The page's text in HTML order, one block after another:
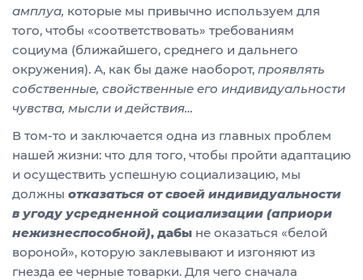
амплуа, которые мы привычно используем для
того, чтобы «соответствовать» требованиям
социума (ближайшего, среднего и дальнего
окружения). А, как бы даже наоборот, проявлять
собственные, свойственные его индивидуальности
чувства, мысли и действия…
В том-то и заключается одна из главных проблем
нашей жизни: что для того, чтобы пройти адаптацию
и осуществить успешную социализацию, мы
должны отказаться от своей индивидуальности
в угоду усредненной социализации (априори
нежизнеспособной), дабы не оказаться «белой
вороной», которую заклевывают и изгоняют из
гнезда ее черные товарки. Для чего сначала